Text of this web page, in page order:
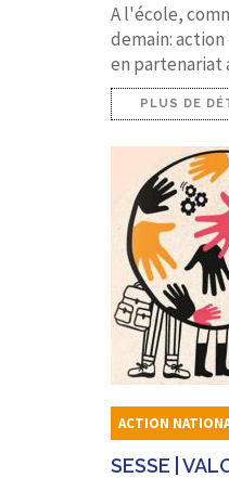
A l'école,
demain:
en partenariat
PLUS DE
ACTION
SESSE |